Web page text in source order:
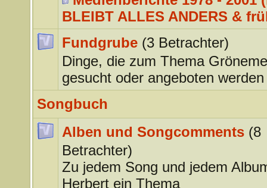
BLEIBT ALLES ANDERS &
Fundgrube (3 Betrachter)
Dinge, die zum Thema
gesucht oder angeboten werden
Songbuch
Alben und Songcomments (8
Betrachter)
Zu jedem Song und jedem
Herbert ein Thema